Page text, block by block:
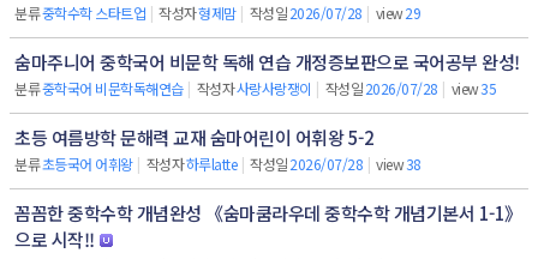
분류중학수학 스타트업 | 작성자형제맘 | 작성일2026/07/28 | view29
숨마주니어 중학국어 비문학 독해 연습 개정증보판으로 국어공부 완성!
분류중학국어 비문학독해연습 | 작성자사랑사랑쟁이 | 작성일2026/07/28 | view35
초등 여름방학 문해력 교재 숨마어린이 어휘왕 5-2
분류초등국어 어휘왕 | 작성자하루latte | 작성일2026/07/28 | view38
꼼꼼한 중학수학 개념완성 《숨마쿰라우데 중학수학 개념기본서 1-1》
으로 시작!!